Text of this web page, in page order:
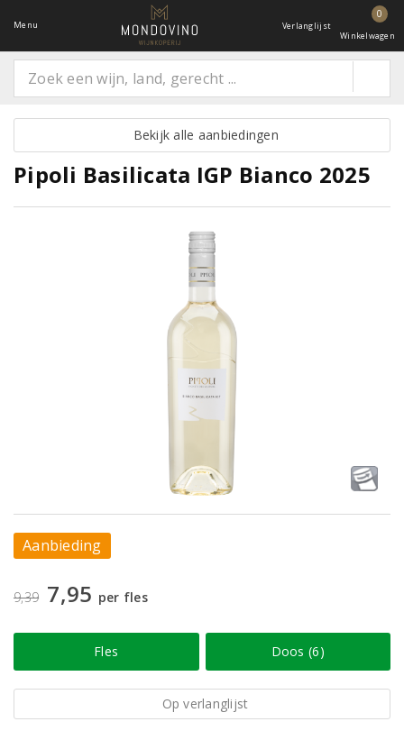
Menu Verlanglijst
0
Winkelwagen
Bekijk alle aanbiedingen
Pipoli Basilicata IGP Bianco 2025
Aanbieding
9,39 7,95 per fles
Fles Doos (6)
Op verlanglijst